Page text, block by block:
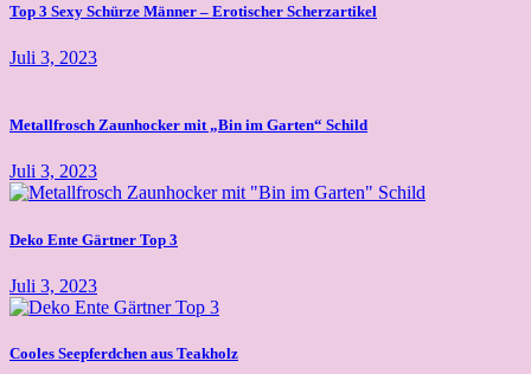
Top 3 Sexy Schürze Männer – Erotischer Scherzartikel
Juli 3, 2023
Metallfrosch Zaunhocker mit „Bin im Garten“ Schild
Juli 3, 2023
Deko Ente Gärtner Top 3
Juli 3, 2023
Cooles Seepferdchen aus Teakholz